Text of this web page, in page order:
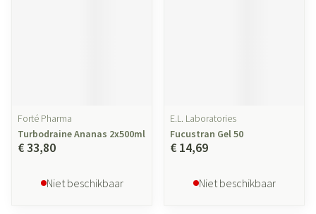
Forté Pharma
Turbodraine Ananas 2x500ml
€ 33,80
Niet beschikbaar
E.L. Laboratories
Fucustran Gel 50
€ 14,69
Niet beschikbaar